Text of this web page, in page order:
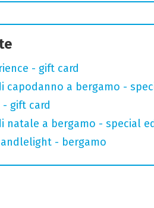
- gift card
capodanno a bergamo -
- gift card
natale a bergamo - special
- bergamo